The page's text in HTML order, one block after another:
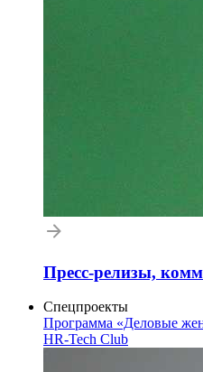
Пресс-релизы,
Спецпроекты
Программа «Деловые
HR-Tech Club